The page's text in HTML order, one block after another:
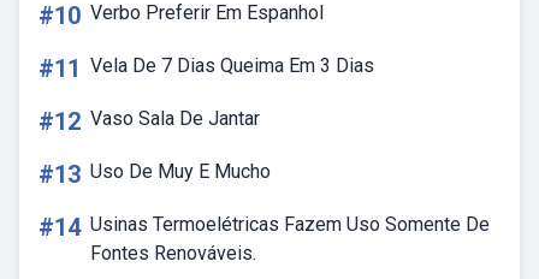
#10 Verbo Preferir Em Espanhol
#11 Vela De 7 Dias Queima Em 3 Dias
#12 Vaso Sala De Jantar
#13 Uso De Muy E Mucho
#14 Usinas Termoelétricas Fazem Uso Somente De
Fontes Renováveis.